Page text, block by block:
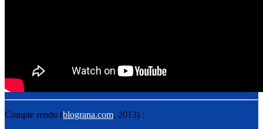
Compte rendu (blograna.com, 2013) :